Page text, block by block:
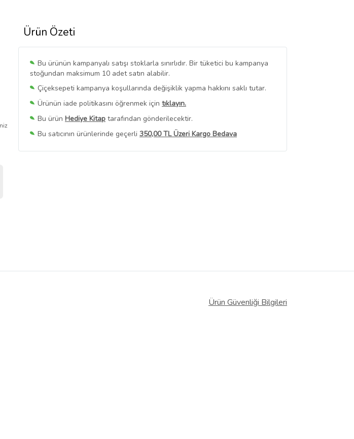
Ürün Özeti
Bu ürünün kampanyalı satışı stoklarla sınırlıdır. Bir tüketici bu kampanya
stoğundan maksimum 10 adet satın alabilir.
Çiçeksepeti kampanya koşullarında değişiklik yapma hakkını saklı tutar.
Ürünün iade politikasını öğrenmek için tıklayın.
Bu ürün Hediye Kitap tarafından gönderilecektir.
Bu satıcının ürünlerinde geçerli 350,00 TL Üzeri Kargo Bedava
Bu SatıcınınTüm Ürünlerini Görüntüle
Ürün Güvenliği Bilgileri